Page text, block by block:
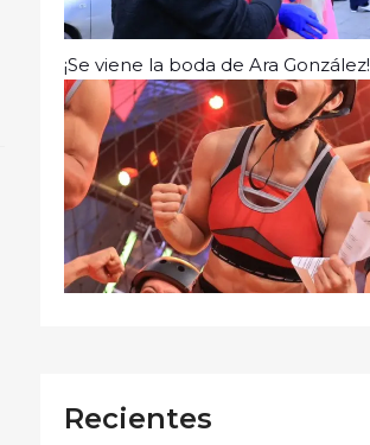
¡Se viene la boda de Ara González!
Recientes